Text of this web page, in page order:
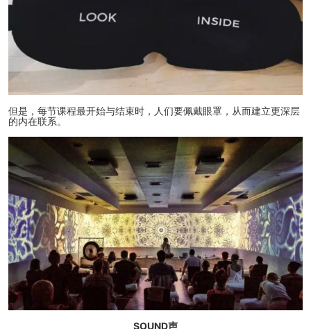
但是，每节课程最开始与结束时，人们要佩戴眼罩，从而建立更深层
的内在联系。
SOUND声